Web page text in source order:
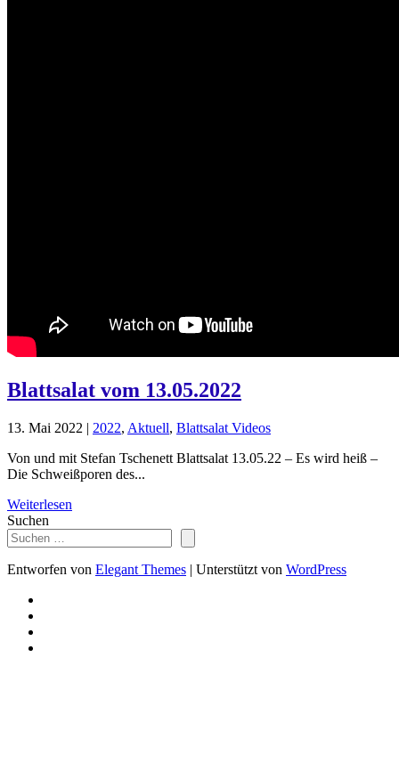
Blattsalat vom 13.05.2022
13. Mai 2022 | 2022, Aktuell, Blattsalat Videos
Von und mit Stefan Tschenett Blattsalat 13.05.22 – Es wird heiß –
Die Schweißporen des...
Weiterlesen
Suchen
Entworfen von Elegant Themes | Unterstützt von WordPress